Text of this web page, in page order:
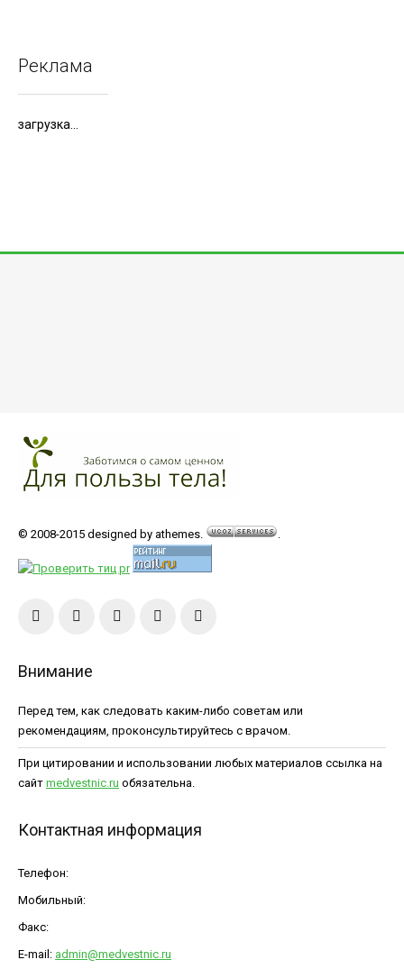
Реклама
загрузка...
© 2008-2015 designed by athemes. .
Внимание
Перед тем, как следовать каким-либо советам или
рекомендациям, проконсультируйтесь с врачом.
При цитировании и использовании любых материалов ссылка на
сайт medvestnic.ru обязательна.
Контактная информация
Телефон:
Мобильный:
Факс:
E-mail: admin@medvestnic.ru